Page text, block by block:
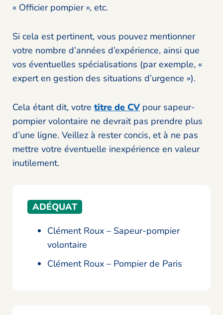
« Officier pompier », etc.
Si cela est pertinent, vous pouvez mentionner
votre nombre d’années d’expérience, ainsi que
vos éventuelles spécialisations (par exemple, «
expert en gestion des situations d’urgence »).
Cela étant dit, votre titre de CV pour sapeur-
pompier volontaire ne devrait pas prendre plus
d’une ligne. Veillez à rester concis, et à ne pas
mettre votre éventuelle inexpérience en valeur
inutilement.
ADÉQUAT
Clément Roux – Sapeur-pompier
volontaire
Clément Roux – Pompier de Paris